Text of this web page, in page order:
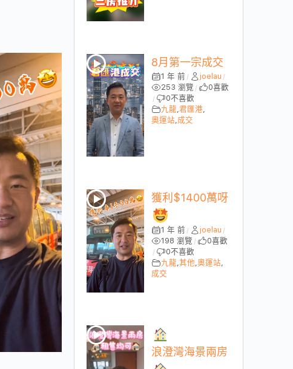
8月第一宗成交
1 年 前 / joelau /
253 瀏覽 / 0喜歡
/ 0不喜歡
九龍,君匯港,
奧運站,成交
獲利$1400萬呀
1 年 前 / joelau /
198 瀏覽 / 0喜歡
/ 0不喜歡
九龍,其他,奧運站,
成交
浪澄灣海景兩房